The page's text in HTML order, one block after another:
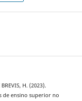
H. (2023).
de ensino superior no